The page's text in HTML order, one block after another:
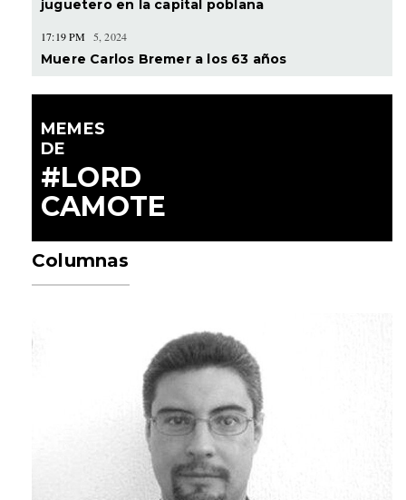
juguetero en la capital poblana
17:19 PM 5, 2024
Muere Carlos Bremer a los 63 años
MEMES
DE
#LORD
CAMOTE
Columnas